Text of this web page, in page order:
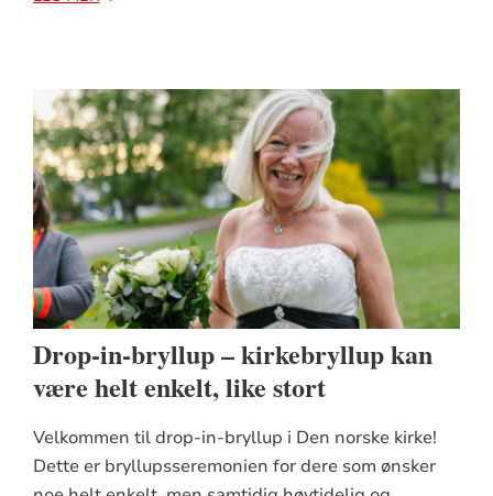
Drop-in-bryllup – kirkebryllup kan
være helt enkelt, like stort
Velkommen til drop-in-bryllup i Den norske kirke!
Dette er bryllupsseremonien for dere som ønsker